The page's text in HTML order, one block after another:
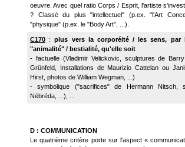
oeuvre. Avec quel ratio Corps / Esprit, l'artiste
? Classé du plus "intellectuel" (p.ex. "l'Art
"physique" (p.ex. le "Body Art", ...).
C170 :plus vers la corporéité / les sens, par
"animalité" / bestialité, qu'elle soit
- factuelle (Vladimir Velickovic, sculptures de
Grünfeld, Installations de Maurizio Cattelan ou
Hirst, photos de William Wegman, ...)
- symbolique ("sacrifices" de Hermann Nitsch,
Nébréda, ...), ...
D : COMMUNICATION
Le quatrième critère porte sur l'aspect «